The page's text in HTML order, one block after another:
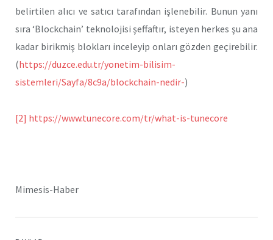
belirtilen alıcı ve satıcı tarafından işlenebilir. Bunun yanı
sıra ‘Blockchain’ teknolojisi şeffaftır, isteyen herkes şu ana
kadar birikmiş blokları inceleyip onları gözden geçirebilir.
(https://duzce.edu.tr/yonetim-bilisim-
sistemleri/Sayfa/8c9a/blockchain-nedir-)
[2] https://www.tunecore.com/tr/what-is-tunecore
Mimesis-Haber